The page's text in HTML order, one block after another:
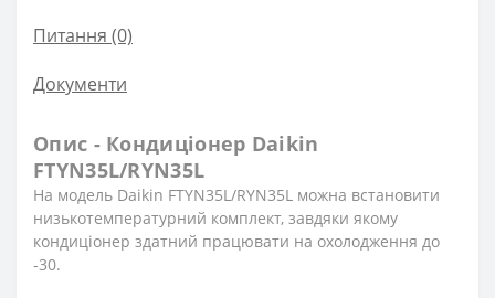
Питання (0)
Документи
Опис - Кондиціонер Daikin
FTYN35L/RYN35L
На модель Daikin FTYN35L/RYN35L можна встановити
низькотемпературний комплект, завдяки якому
кондиціонер здатний працювати на охолодження до
-30.